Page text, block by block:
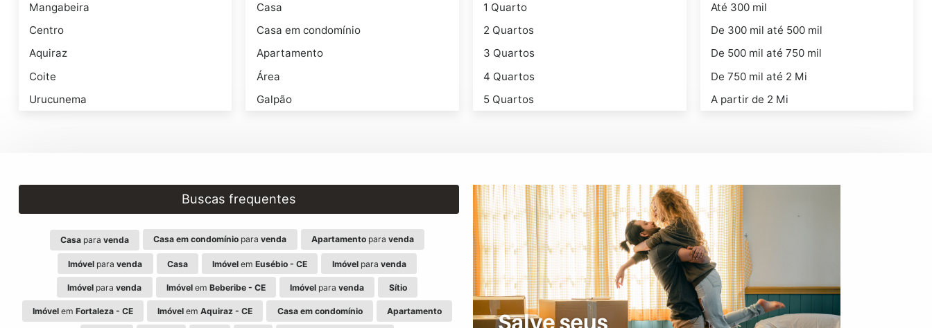
Mangabeira
Centro
Aquiraz
Coite
Urucunema
Casa
Casa em condomínio
Apartamento
Área
Galpão
1 Quarto
2 Quartos
3 Quartos
4 Quartos
5 Quartos
Até 300 mil
De 300 mil até 500 mil
De 500 mil até 750 mil
De 750 mil até 2 Mi
A partir de 2 Mi
Buscas frequentes
Casa paravenda Casa em condomínio paravenda Apartamentopara venda
Imóvel paravenda Casa Imóvel emEusébio - CE Imóvelpara venda
Imóvel paravenda Imóvelem Beberibe - CE Imóvel paravenda Sítio
Imóvelem Fortaleza - CE Imóvel emAquiraz - CE Casa em condomínio Apartamento